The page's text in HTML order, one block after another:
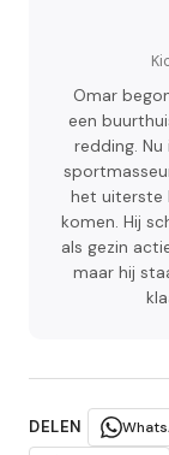
Omar
een
redding.
het uiterste
komen. Hij
als gezin
maar hij
DELEN